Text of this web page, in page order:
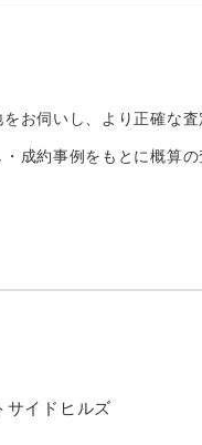
お伺いし、より正確な査
成約事例をもとに概算の
サイドヒルズ